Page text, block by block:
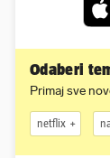
Odaberi
Primaj sve
netflix